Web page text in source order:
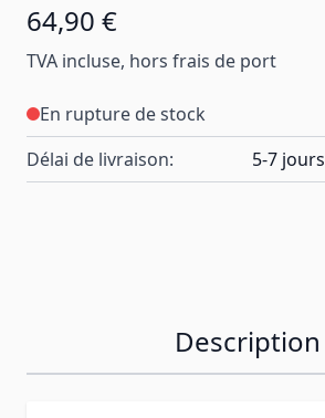
64,90 €
TVA incluse, hors frais de port
En rupture de stock
Délai de livraison:
5-7 jours
Description